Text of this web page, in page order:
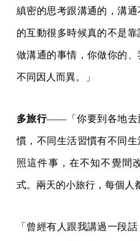
縝密的思考跟溝通的，溝
的互動很多時候真的不是
做溝通的事情，你做你的
不同因人而異。」
多旅行——「你要到各地去
慣，不同生活習慣有不同
照這件事，在不知不覺間
式。兩天的小旅行，每個人
「曾經有人跟我講過一段